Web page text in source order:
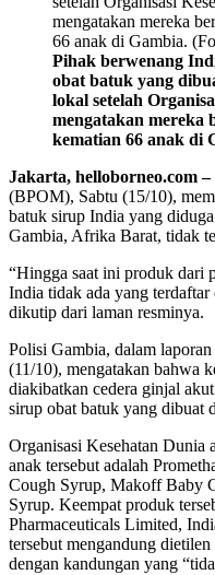
Pihak berwenang
obat batuk yang
lokal setelah
mengatakan mereka
kematian 66 anak di
Jakarta, helloborneo.com –
(BPOM), Sabtu (15/10),
batuk sirup India yang
Gambia, Afrika Barat, tidak
“Hingga saat ini produk dari
India tidak ada yang
dikutip dari laman resminya.
Polisi Gambia, dalam
(11/10), mengatakan bahwa
diakibatkan cedera ginjal
sirup obat batuk yang dibuat
Organisasi Kesehatan Dunia
anak tersebut adalah
Cough Syrup, Makoff Baby
Syrup. Keempat produk
Pharmaceuticals Limited,
tersebut mengandung
dengan kandungan yang